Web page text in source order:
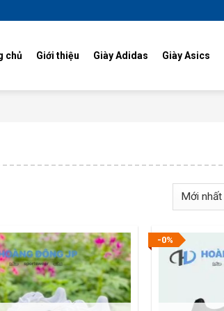
chủ Giới thiệu Giày Adidas Giày Asics
-0%